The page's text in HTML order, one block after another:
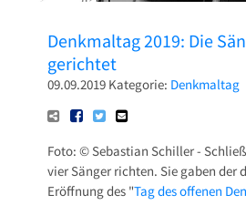
Denkmaltag 2019: Die
gerichtet
09.09.2019 Kategorie: Denkmaltag
Foto: © Sebastian Schiller-
vier Sänger richten. Sie gaben der
Eröffnung des "Tag des offenen